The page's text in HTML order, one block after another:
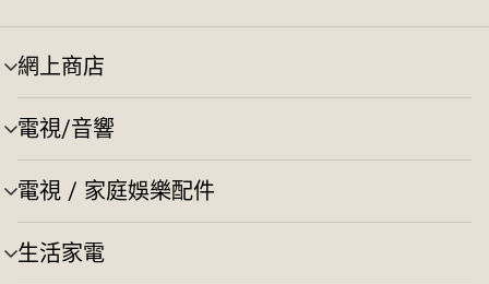
網上商店
選
單
切
換
電視/音響
選
單
切
換
電視 / 家庭娛樂配件
選
單
切
換
生活家電
選